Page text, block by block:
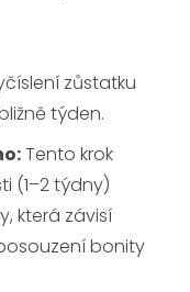
zůstatku
týden.
Tento krok
(1–2 týdny)
která závisí
bonity